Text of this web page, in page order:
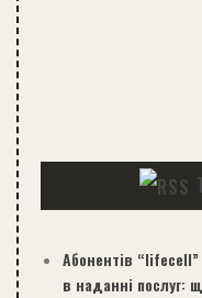
Абонентів
в наданні послуг: